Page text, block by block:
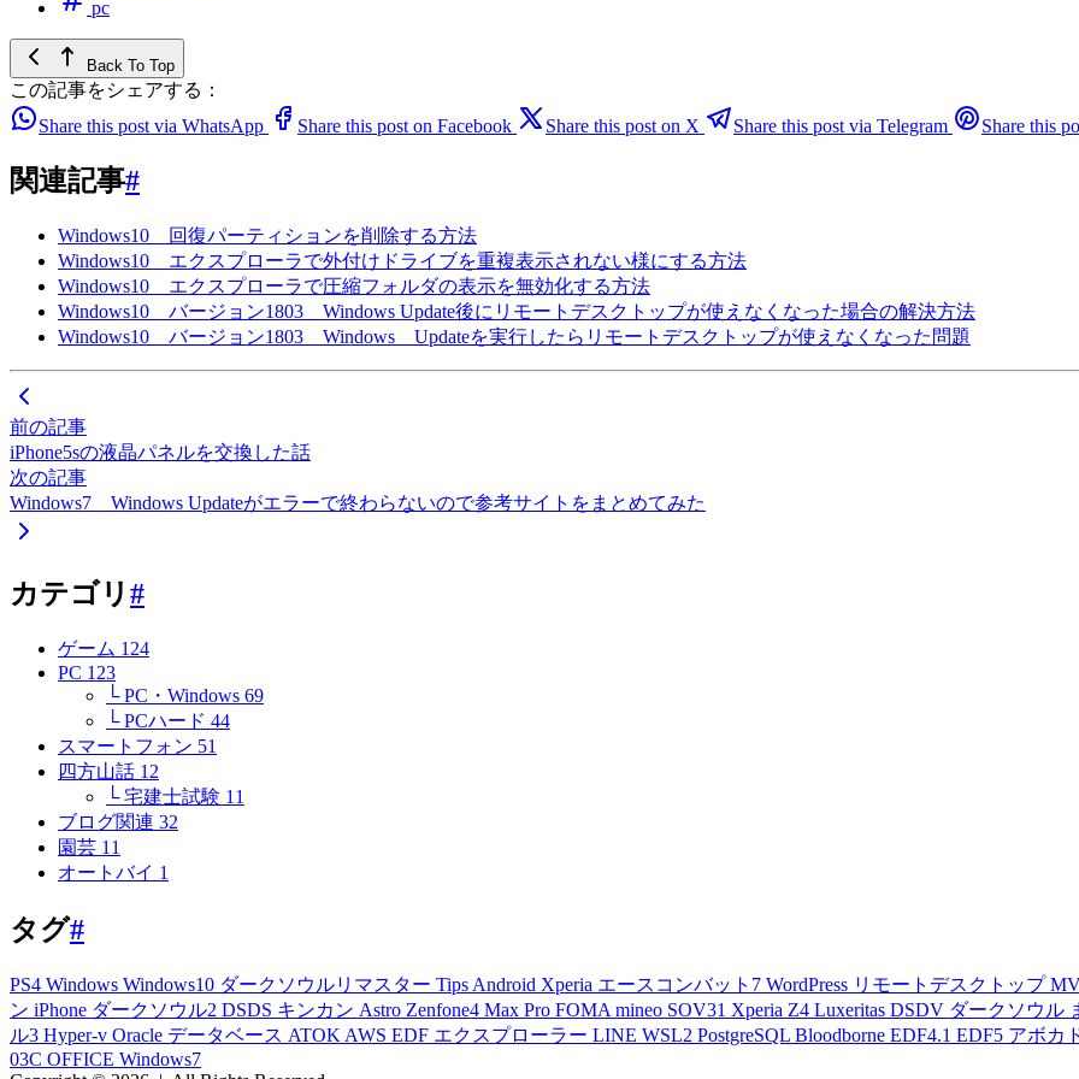
pc
Back To Top
この記事をシェアする：
Share this post via WhatsApp
Share this post on Facebook Share this post on X Share this post via Telegram Share this
関連記事#
Windows10 回復パーティションを削除する方法
Windows10 エクスプローラで外付けドライブを重複表示されない様にする方法
Windows10 エクスプローラで圧縮フォルダの表示を無効化する方法
Windows10 バージョン1803 Windows Update後にリモートデスクトップが使えなくなった場合の解決方法
Windows10 バージョン1803 Windows Updateを実行したらリモートデスクトップが使えなくなった問題
前の記事
iPhone5sの液晶パネルを交換した話
次の記事
Windows7 Windows Updateがエラーで終わらないので参考サイトをまとめてみた
カテゴリ #
ゲーム 124
PC 123
└ PC・Windows 69
└ PCハード 44
スマートフォン 51
四方山話 12
└ 宅建士試験 11
ブログ関連 32
園芸 11
オートバイ 1
タグ#
PS4 Windows Windows10 ダークソウルリマスター Tips Android Xperia エースコンバット7 WordPress リモートデスクトップ
ン iPhone ダークソウル2 DSDS キンカン Astro Zenfone4 Max Pro FOMA mineo SOV31 Xperia Z4 Luxeritas DSDV ダークソウル
ル3 Hyper-v Oracle データベース ATOK AWS EDF エクスプローラー LINE WSL2 PostgreSQL Bloodborne EDF4.1 EDF5 アボカ
03C OFFICE Windows7